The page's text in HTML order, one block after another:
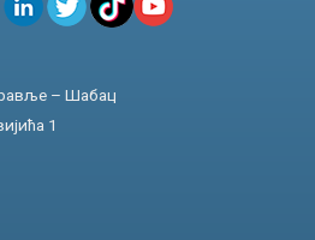
– Шабац
1